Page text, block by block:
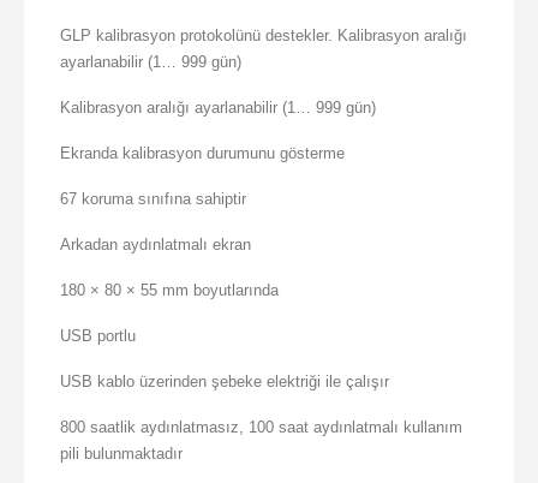
GLP kalibrasyon protokolünü destekler. Kalibrasyon aralığı
ayarlanabilir (1… 999 gün)
Kalibrasyon aralığı ayarlanabilir (1… 999 gün)
Ekranda kalibrasyon durumunu gösterme
67 koruma sınıfına sahiptir
Arkadan aydınlatmalı ekran
180 × 80 × 55 mm boyutlarında
USB portlu
USB kablo üzerinden şebeke elektriği ile çalışır
800 saatlik aydınlatmasız, 100 saat aydınlatmalı kullanım
pili bulunmaktadır